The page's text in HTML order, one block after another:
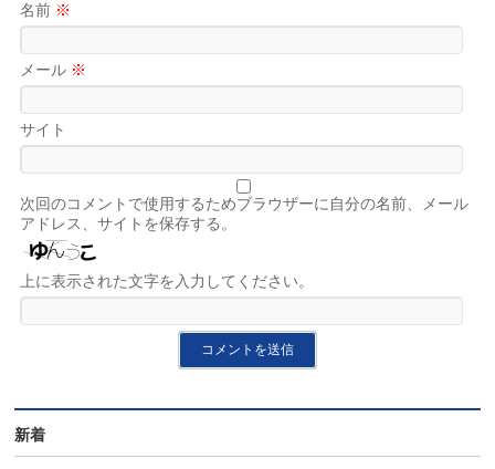
名前 ※
メール ※
サイト
次回のコメントで使用するためブラウザーに自分の名前、メール
アドレス、サイトを保存する。
上に表示された文字を入力してください。
新着